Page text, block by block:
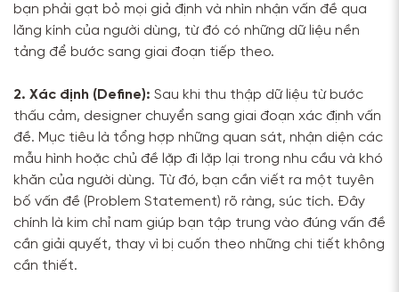
bạn phải gạt bỏ mọi giả định và nhìn nhận vấn đề qua
lăng kính của người dùng, từ đó có những dữ liệu nền
tảng để bước sang giai đoạn tiếp theo.
2. Xác định (Define): Sau khi thu thập dữ liệu từ bước
thấu cảm, designer chuyển sang giai đoạn xác định vấn
đề. Mục tiêu là tổng hợp những quan sát, nhận diện các
mẫu hình hoặc chủ đề lặp đi lặp lại trong nhu cầu và khó
khăn của người dùng. Từ đó, bạn cần viết ra một tuyên
bố vấn đề (Problem Statement) rõ ràng, súc tích. Đây
chính là kim chỉ nam giúp bạn tập trung vào đúng vấn đề
cần giải quyết, thay vì bị cuốn theo những chi tiết không
cần thiết.